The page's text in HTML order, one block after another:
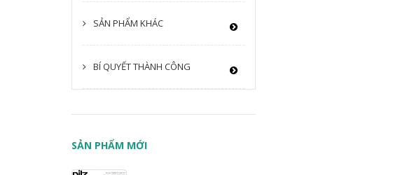
SẢN PHẨM KHÁC
BÍ QUYẾT THÀNH CÔNG
SẢN PHẨM MỚI